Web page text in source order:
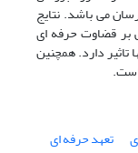
می باشد. نتایج
بر قضاوت حرفه ای
تاثیر دارد. همچنین
تعهد حرفه ای